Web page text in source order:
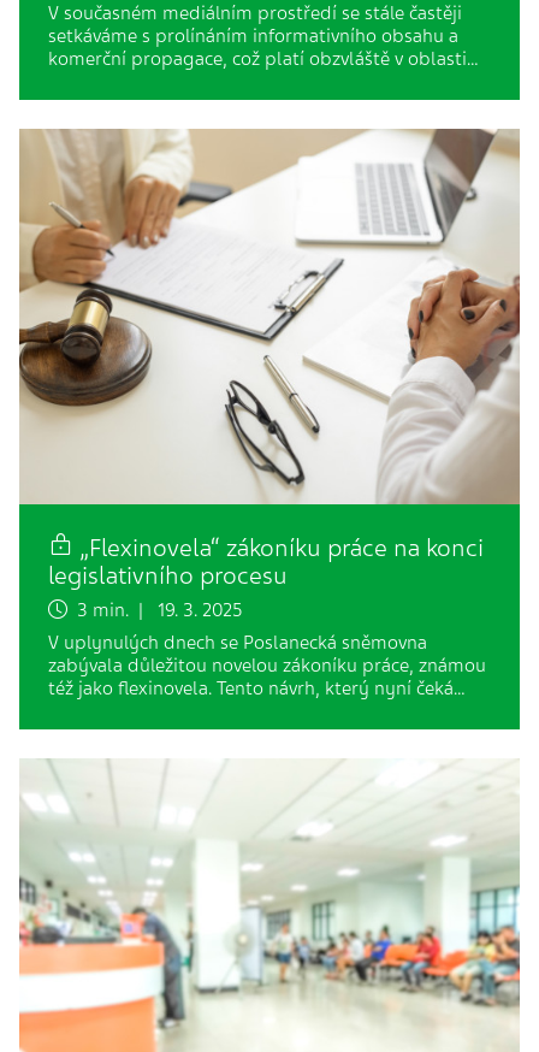
V současném mediálním prostředí se stále častěji
setkáváme s prolínáním informativního obsahu a
komerční propagace, což platí obzvláště v oblasti…
„Flexinovela“ zákoníku práce na konci
legislativního procesu
3 min. | 19. 3. 2025
V uplynulých dnech se Poslanecká sněmovna
zabývala důležitou novelou zákoníku práce, známou
též jako flexinovela. Tento návrh, který nyní čeká…